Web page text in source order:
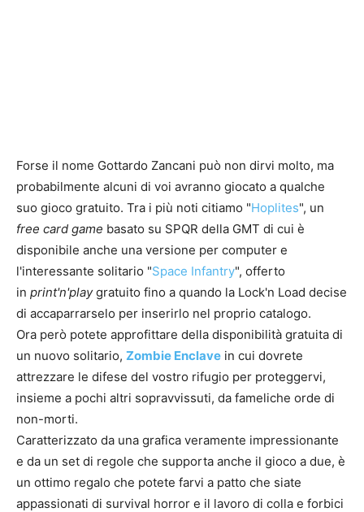
Forse il nome Gottardo Zancani può non dirvi molto, ma
probabilmente alcuni di voi avranno giocato a qualche
suo gioco gratuito. Tra i più noti citiamo "Hoplites", un
free card game basato su SPQR della GMT di cui è
disponibile anche una versione per computer e
l'interessante solitario "Space Infantry", offerto
in print'n'playgratuito fino a quando la Lock'n Load decise
di accaparrarselo per inserirlo nel proprio catalogo.
Ora però potete approfittare della disponibilità gratuita di
un nuovo solitario, Zombie Enclave in cui dovrete
attrezzare le difese del vostro rifugio per proteggervi,
insieme a pochi altri sopravvissuti, da fameliche orde di
non-morti.
Caratterizzato da una grafica veramente impressionante
e da un set di regole che supporta anche il gioco a due, è
un ottimo regalo che potete farvi a patto che siate
appassionati di survival horror e il lavoro di colla e forbici